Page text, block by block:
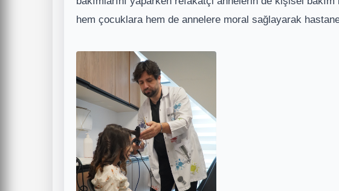
hem çocuklara hem de annelere moral sağlayarak